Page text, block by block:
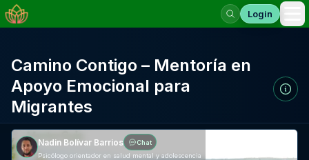
Login
Camino Contigo – Mentoría en
Apoyo Emocional para
Migrantes
Nadin Bolívar Barrios
Chat
Psicólogo orientador en salud mental y adolescencia